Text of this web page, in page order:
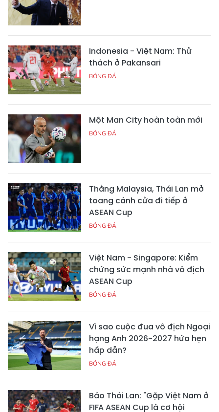
Indonesia - Việt Nam: Thử
thách ở Pakansari
BÓNG ĐÁ
Một Man City hoàn toàn mới
BÓNG ĐÁ
Thắng Malaysia, Thái Lan mở
toang cánh cửa đi tiếp ở
ASEAN Cup
BÓNG ĐÁ
Việt Nam - Singapore: Kiểm
chứng sức mạnh nhà vô địch
ASEAN Cup
BÓNG ĐÁ
Vì sao cuộc đua vô địch Ngoại
hạng Anh 2026-2027 hứa hẹn
hấp dẫn?
BÓNG ĐÁ
Báo Thái Lan: "Gặp Việt Nam ở
FIFA ASEAN Cup là cơ hội